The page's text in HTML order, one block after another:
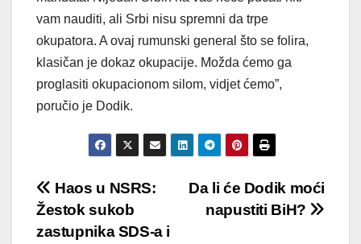
vam nauditi, ali Srbi nisu spremni da trpe
okupatora. A ovaj rumunski general što se folira,
klasičan je dokaz okupacije. Možda ćemo ga
proglasiti okupacionom silom, vidjet ćemo”,
poručio je Dodik.
Post
navigation
Da li će Dodik moći
napustiti BiH?
Haos u NSRS:
Žestok sukob
zastupnika SDS-a i